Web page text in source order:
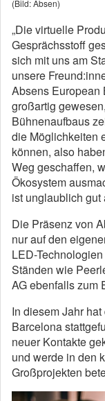
(Bild: Absen)
„Die virtuelle
Gesprächsstoff
sich mit uns am
unsere
Absens European
großartig
Bühnenaufbaus
die Möglichkeiten
können, also
Weg geschaffen,
Ökosystem
ist unglaublich gut
Die Präsenz von
nur auf den
LED-
Ständen wie
AG ebenfalls zum
In diesem Jahr
Barcelona
neuer Kontakte
und werde in den
Großprojekten